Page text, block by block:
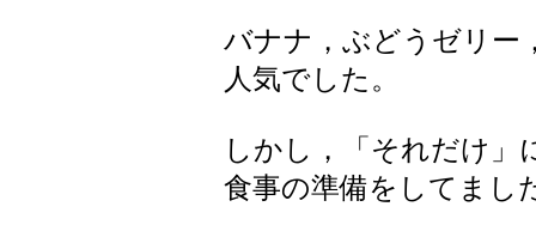
バナナ，ぶどうゼリー
人気でした。
しかし，「それだけ」
食事の準備をしてまし